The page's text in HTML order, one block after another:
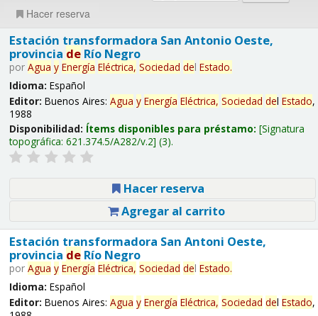
Hacer reserva
Estación transformadora San Antonio Oeste,
provincia deRío Negro
por Agua y Energía Eléctrica, Sociedad del Estado.
Idioma: Español
Editor: Buenos Aires: Agua y Energía Eléctrica, Sociedad del Estado,
1988
Disponibilidad: Ítems disponibles para préstamo: Signatura
topográfica: 621.374.5/A282/v.2 (3).
Hacer reserva
Agregar al carrito
Estación transformadora San Antoni Oeste,
provincia deRío Negro
por Agua y Energía Eléctrica, Sociedad del Estado.
Idioma: Español
Editor: Buenos Aires: Agua y Energía Eléctrica, Sociedad del Estado,